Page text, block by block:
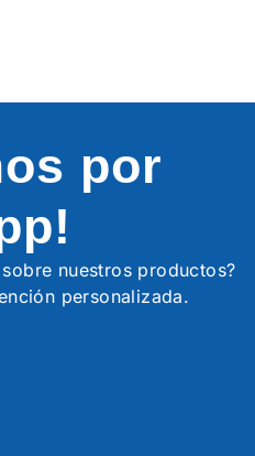
por
nuestros productos?
personalizada.